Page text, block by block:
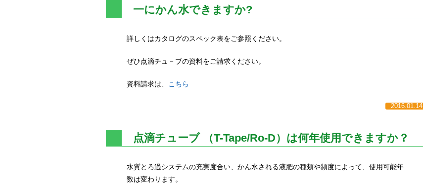
一にかん水できますか?
詳しくはカタログのスペック表をご参照ください。
ぜひ点滴チュ－ブの資料をご請求ください。
資料請求は、 こちら
2016.01.14
点滴チューブ （T-Tape/Ro-D）は何年使用できますか？
水質とろ過システムの充実度合い、かん水される液肥の種類や頻度によって、使用可能年
数は変わります。